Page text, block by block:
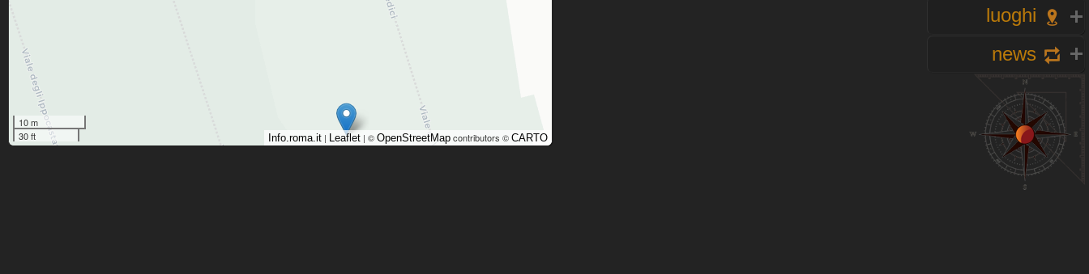
luoghi
news
10 m
30 ft
Info.roma.it | Leaflet | © OpenStreetMap contributors © CARTO